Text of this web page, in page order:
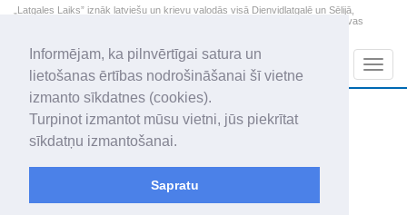
Informējam, ka pilnvērtīgai satura un
lietošanas ērtības nodrošināšanai šī vietne
izmanto sīkdatnes (cookies).
Turpinot izmantot mūsu vietni, jūs piekrītat
sīkdatņu izmantošanai.
Sapratu
„Latgales Laiks” iznāk latviešu un krievu valodās visā Dienvidlatgalē un Sēlijā,
„Latgales Laiks” latviešu valodā aptver Daugavpils valstspilsētu, Augšdaugavas
2026. gada 7. augusts
Piektdiena
Alfrēds, Fredis, Madars
+21.7